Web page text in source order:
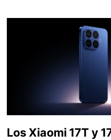
Los Xiaomi 17T y